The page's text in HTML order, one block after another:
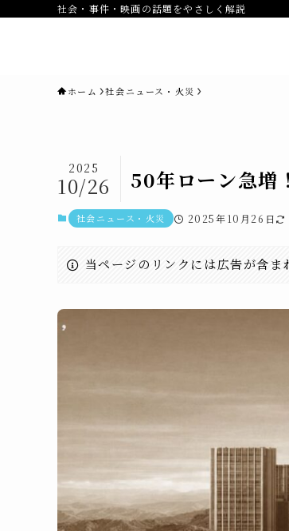
社会・事件・映画の話題をやさしく解説
ホーム 社会ニュース・火災
50年ローン急増
2025
10/26
社会ニュース・火災 2025年10月26日
当ページのリンクには広告が含ま